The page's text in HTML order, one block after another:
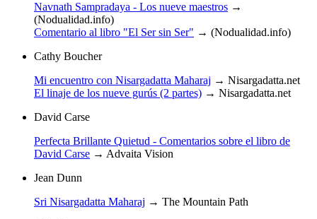
Navnath Sampradaya - Los nueve maestros →
(Nodualidad.info)
Comentario al libro "El Ser sin Ser" → (Nodualidad.info)
Cathy Boucher
Mi encuentro con Nisargadatta Maharaj → Nisargadatta.net
El linaje de los nueve gurús (2 partes) → Nisargadatta.net
David Carse
Perfecta Brillante Quietud - Comentarios sobre el libro de
David Carse → Advaita Vision
Jean Dunn
Sri Nisargadatta Maharaj → The Mountain Path